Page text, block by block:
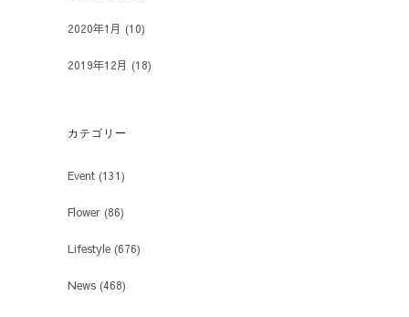
2020年1月 (10)
2019年12月 (18)
カテゴリー
Event (131)
Flower (86)
Lifestyle (676)
News (468)